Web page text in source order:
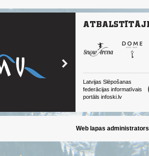
Latvijas Slēpošanas
federācijas informatīvais
portāls infoski.lv
Web lapas administrators